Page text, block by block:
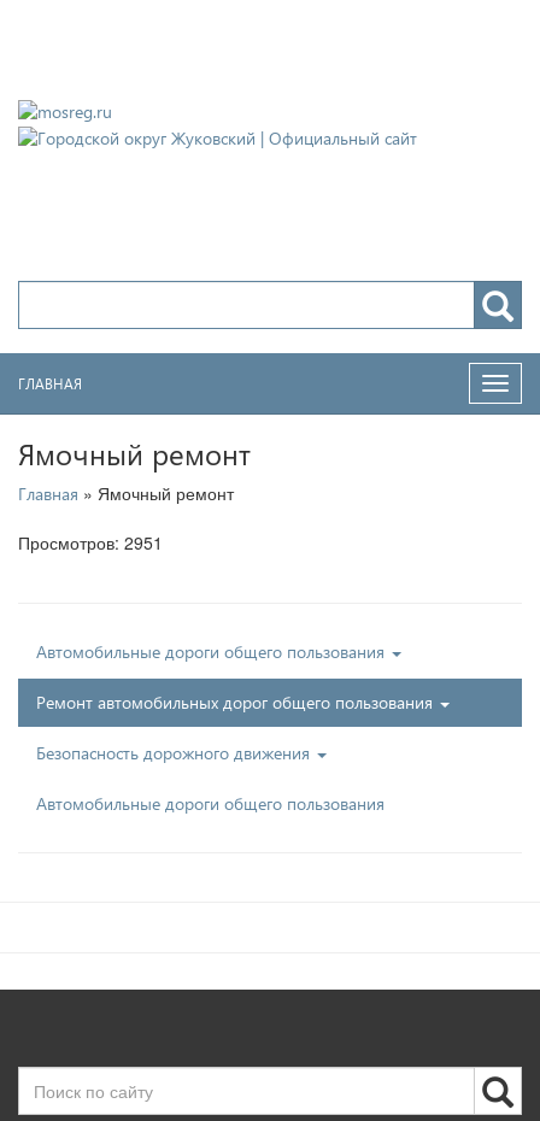
ГЛАВНАЯ
Ямочный ремонт
Главная » Ямочный ремонт
Просмотров: 2951
Автомобильные дороги общего пользования
Ремонт автомобильных дорог общего пользования
Безопасность дорожного движения
Автомобильные дороги общего пользования